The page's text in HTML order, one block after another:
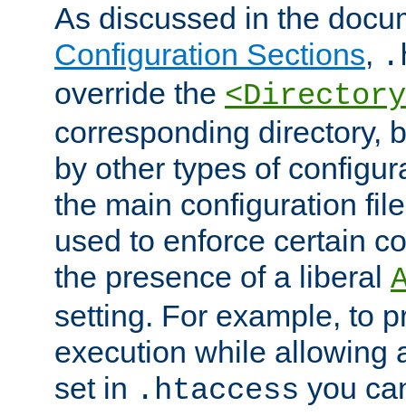
As discussed in the
Configuration Sections,
override the
corresponding directory,
by other types of
the main configuration
used to enforce certain
the presence of a liberal
setting. For example, to
execution while allowing
set in .htaccess you